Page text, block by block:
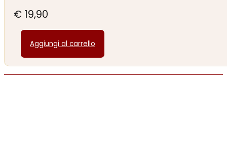
€ 19,90
Aggiungi al carrello